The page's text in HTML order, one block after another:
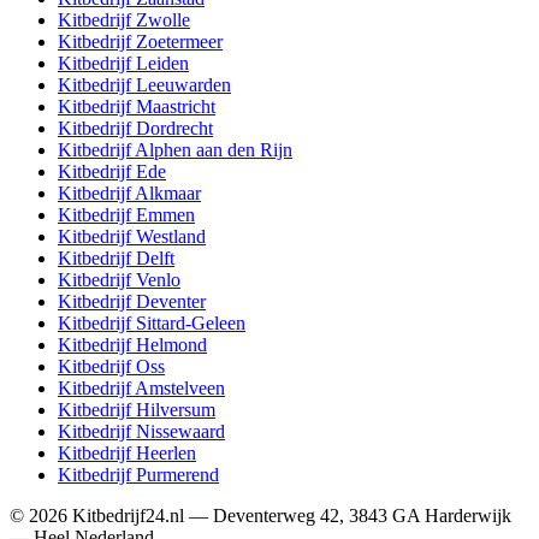
Kitbedrijf Zwolle
Kitbedrijf Zoetermeer
KitbedrijfLeiden
KitbedrijfLeeuwarden
KitbedrijfMaastricht
KitbedrijfDordrecht
KitbedrijfAlphen aan den Rijn
KitbedrijfEde
KitbedrijfAlkmaar
KitbedrijfEmmen
KitbedrijfWestland
KitbedrijfDelft
KitbedrijfVenlo
KitbedrijfDeventer
Kitbedrijf Sittard-Geleen
KitbedrijfHelmond
KitbedrijfOss
KitbedrijfAmstelveen
KitbedrijfHilversum
KitbedrijfNissewaard
KitbedrijfHeerlen
KitbedrijfPurmerend
© 2026 Kitbedrijf24.nl — Deventerweg 42, 3843 GA Harderwijk